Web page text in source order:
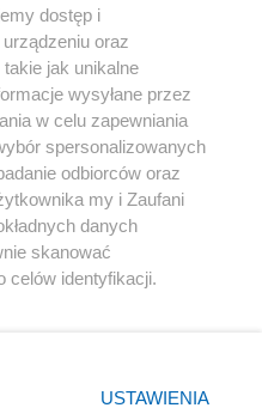
Instagram Youtube
dostęp i
oraz
jak unikalne
wysyłane przez
w celu zapewniania
spersonalizowanych
odbiorców oraz
my i Zaufani
danych
skanować
celów identyfikacji.
ustawień prywatności
USTAWIENIA